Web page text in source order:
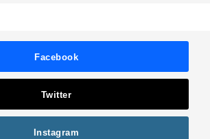
Facebook
Twitter
Instagram